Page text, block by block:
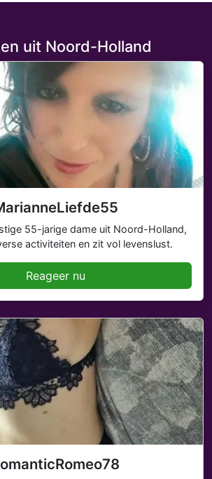
uit Noord-Holland
55-jarige dame uit Noord-Holland,
activiteiten en zit vol levenslust.
Reageer nu